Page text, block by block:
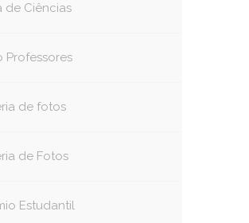
de Ciências
Professores
de fotos
de Fotos
Estudantil